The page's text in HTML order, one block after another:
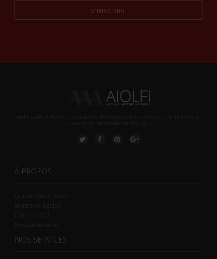
S'INSCRIRE
À PROPOS
NOS SERVICES